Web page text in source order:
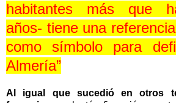
habitantes más que
años- tiene una
como símbolo para
Almería”
Al igual que sucedió en otros